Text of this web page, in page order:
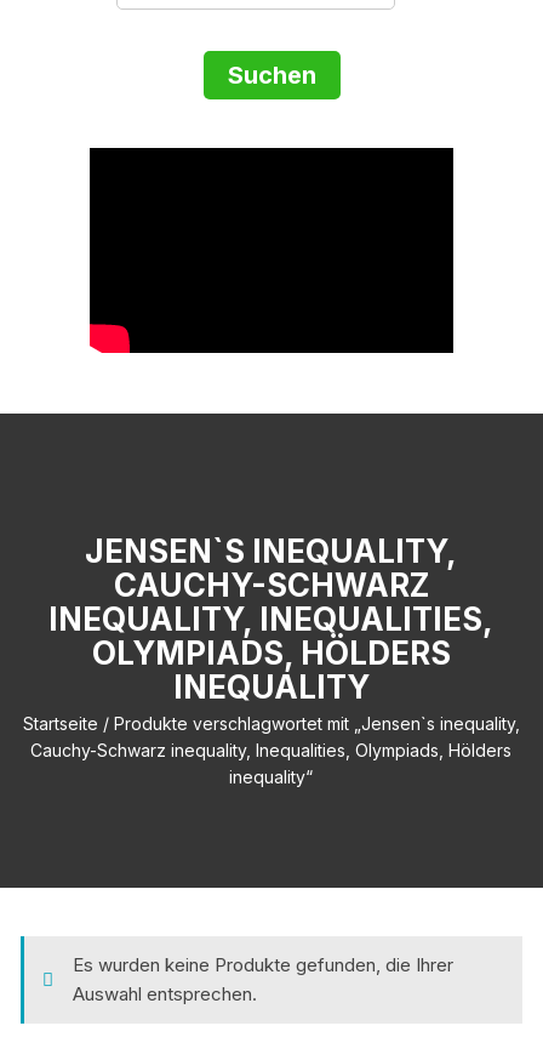
JENSEN`S INEQUALITY,
CAUCHY-SCHWARZ
INEQUALITY, INEQUALITIES,
OLYMPIADS, HÖLDERS
INEQUALITY
Startseite / Produkte verschlagwortet mit „Jensen`s inequality,
Cauchy-Schwarz inequality, Inequalities, Olympiads, Hölders
inequality“
Es wurden keine Produkte gefunden, die Ihrer
Auswahl entsprechen.